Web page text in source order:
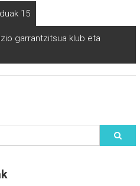
15
garrantzitsua klub eta